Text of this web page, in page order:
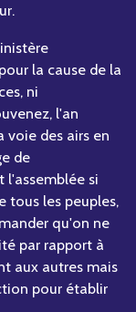
la cause de la
ni
l'an
voie des airs en
de
l'assemblée si
tous les peuples,
qu'on ne
par rapport à
aux autres mais
pour établir